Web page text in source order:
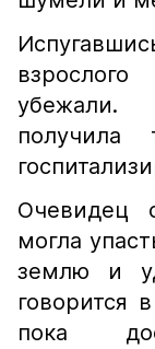
убежали.
Очевидец
могла
землю и
говорится
пока